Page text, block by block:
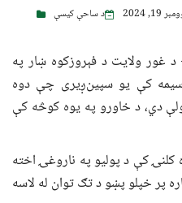
19, 2024 د ساحې کیسې
غور ولایت د فېروزکوه ښار په
کې یو سپین‌ږیری چې دوه
دي، د خاورو په یوه کوڅه کې
کلنۍ کې د پولیو په ناروغۍ اخته
پر خپلو پښو د تګ توان له لاسه